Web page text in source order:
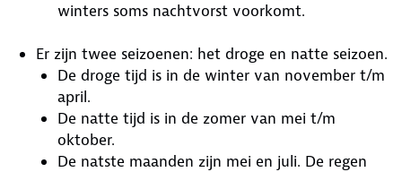
winters soms nachtvorst voorkomt.
Er zijn twee seizoenen: het droge en natte seizoen.
De droge tijd is in de winter van november t/m
april.
De natte tijd is in de zomer van mei t/m
oktober.
De natste maanden zijn mei en juli. De regen